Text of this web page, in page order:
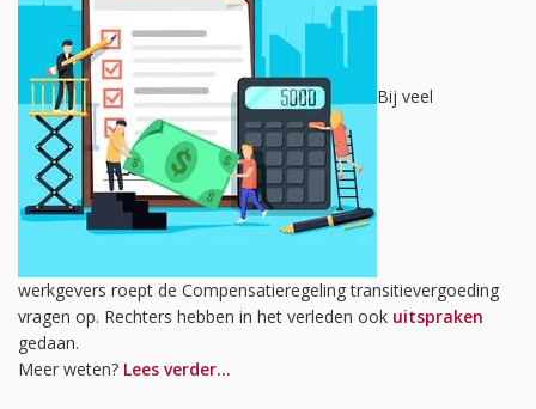
Bij veel
werkgevers roept de Compensatieregeling transitievergoeding
vragen op. Rechters hebben in het verleden ook uitspraken
gedaan.
Meer weten? Lees verder…